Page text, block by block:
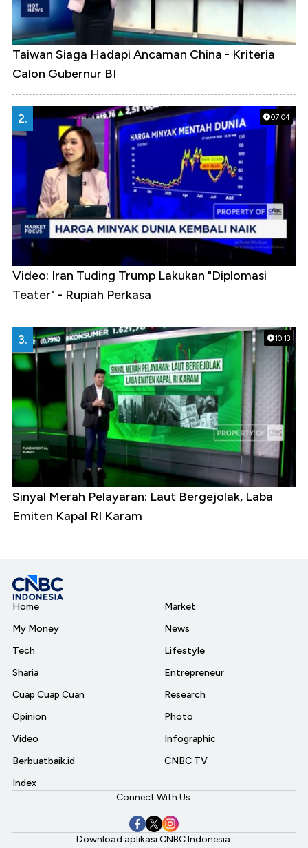
Taiwan Siaga Hadapi Ancaman China - Kriteria
Calon Gubernur BI
07:04
2.
Video: Iran Tuding Trump Lakukan "Diplomasi
Teater" - Rupiah Perkasa
10:13
3.
Sinyal Merah Pelayaran: Laut Bergejolak, Laba
Emiten Kapal RI Karam
Home
My Money
Tech
Sharia
Cuap Cuap Cuan
Opinion
Video
Berbuatbaik.id
Index
Market
News
Lifestyle
Entrepreneur
Research
Photo
Infographic
CNBC TV
Connect With Us:
Download aplikasi CNBC Indonesia: